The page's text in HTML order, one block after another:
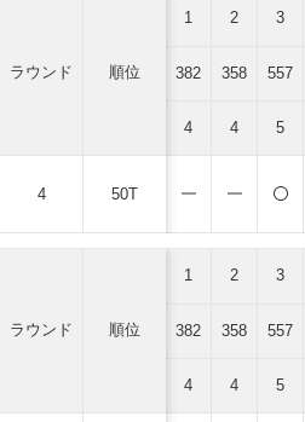
ラウンド 順位
4 50T
1 2 3
382 358 557
4 4 5
ラウンド 順位
1 2 3
382 358 557
4 4 5